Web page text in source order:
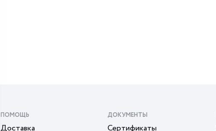
ПОМОЩЬ
Доставка
ДОКУМЕНТЫ
Сертификаты